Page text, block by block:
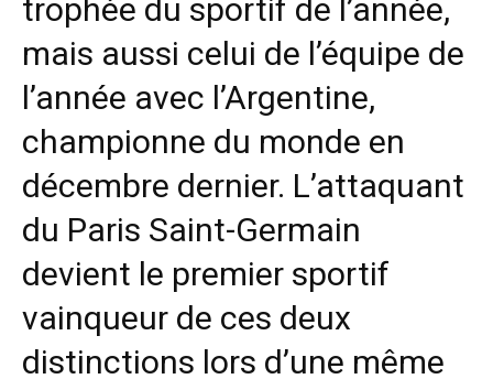
trophée du sportif de l’année,
mais aussi celui de l’équipe de
l’année avec l’Argentine,
championne du monde en
décembre dernier. L’attaquant
du Paris Saint-Germain
devient le premier sportif
vainqueur de ces deux
distinctions lors d’une même